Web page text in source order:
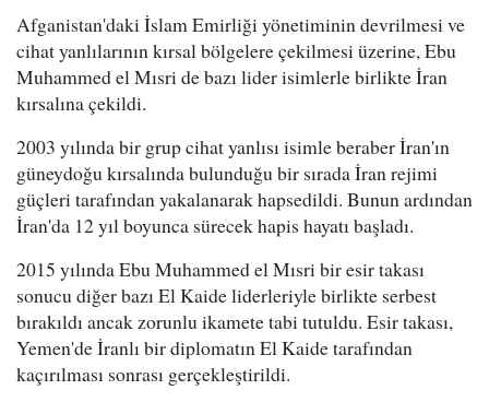
Afganistan'daki İslam Emirliği yönetiminin devrilmesi ve
cihat yanlılarının kırsal bölgelere çekilmesi üzerine, Ebu
Muhammed el Mısri de bazı lider isimlerle birlikte İran
kırsalına çekildi.
2003 yılında bir grup cihat yanlısı isimle beraber İran'ın
güneydoğu kırsalında bulunduğu bir sırada İran rejimi
güçleri tarafından yakalanarak hapsedildi. Bunun ardından
İran'da 12 yıl boyunca sürecek hapis hayatı başladı.
2015 yılında Ebu Muhammed el Mısri bir esir takası
sonucu diğer bazı El Kaide liderleriyle birlikte serbest
bırakıldı ancak zorunlu ikamete tabi tutuldu. Esir takası,
Yemen'de İranlı bir diplomatın El Kaide tarafından
kaçırılması sonrası gerçekleştirildi.